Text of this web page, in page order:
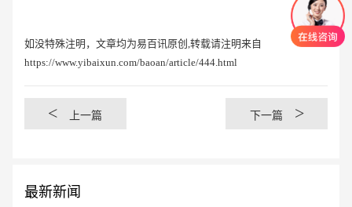
如没特殊注明，文章均为易百讯原创,转载请注明来自
https://www.yibaixun.com/baoan/article/444.html
< 上一篇 下一篇 >
最新新闻